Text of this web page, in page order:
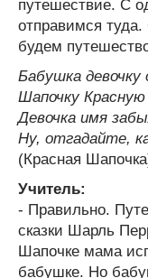
путешествие. С
отправимся туда.
будем
Бабушка девочку
Шапочку Красную
Девочка имя
Ну, отгадайте,
(Красная
Учитель:
- Правильно.
сказки Шарль
Шапочке мама
бабушке. Но